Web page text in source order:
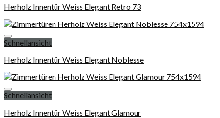
Herholz Innentür Weiss Elegant Retro 73
Schnellansicht
Herholz Innentür Weiss Elegant Noblesse
Schnellansicht
Herholz Innentür Weiss Elegant Glamour